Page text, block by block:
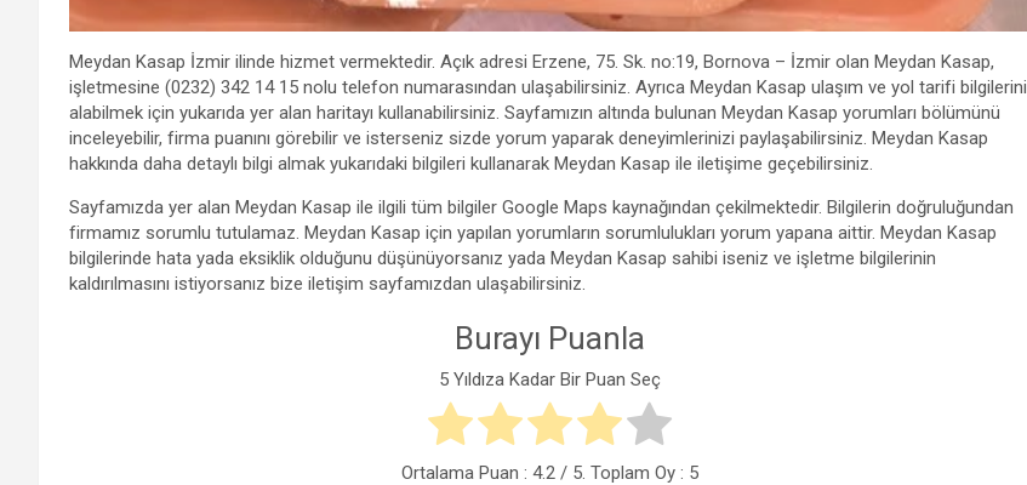
Meydan Kasap İzmir ilinde hizmet vermektedir. Açık adresi Erzene, 75. Sk. no:19, Bornova – İzmir olan Meydan Kasap,
işletmesine (0232) 342 14 15 nolu telefon numarasından ulaşabilirsiniz. Ayrıca Meydan Kasap ulaşım ve yol tarifi bilgilerini
alabilmek için yukarıda yer alan haritayı kullanabilirsiniz. Sayfamızın altında bulunan Meydan Kasap yorumları bölümünü
inceleyebilir, firma puanını görebilir ve isterseniz sizde yorum yaparak deneyimlerinizi paylaşabilirsiniz. Meydan Kasap
hakkında daha detaylı bilgi almak yukarıdaki bilgileri kullanarak Meydan Kasap ile iletişime geçebilirsiniz.
Sayfamızda yer alan Meydan Kasap ile ilgili tüm bilgiler Google Maps kaynağından çekilmektedir. Bilgilerin doğruluğundan
firmamız sorumlu tutulamaz. Meydan Kasap için yapılan yorumların sorumlulukları yorum yapana aittir. Meydan Kasap
bilgilerinde hata yada eksiklik olduğunu düşünüyorsanız yada Meydan Kasap sahibi iseniz ve işletme bilgilerinin
kaldırılmasını istiyorsanız bize iletişim sayfamızdan ulaşabilirsiniz.
Burayı Puanla
5 Yıldıza Kadar Bir Puan Seç
Ortalama Puan :4.2 / 5. Toplam Oy : 5